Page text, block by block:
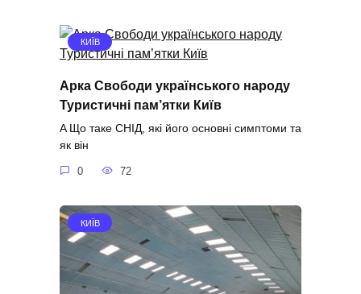
КИЇВ
Арка Свободи українського народу
Туристичні пам’ятки Київ
A Що таке СНІД, які його основні симптоми та
як він
0 72
КИЇВ